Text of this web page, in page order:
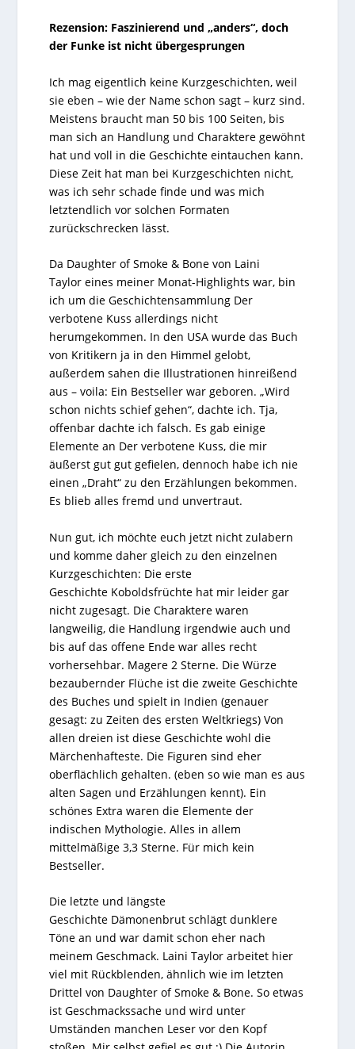
Rezension: Faszinierend und „anders“, doch
der Funke ist nicht übergesprungen
Ich mag eigentlich keine Kurzgeschichten, weil
sie eben – wie der Name schon sagt – kurz sind.
Meistens braucht man 50 bis 100 Seiten, bis
man sich an Handlung und Charaktere gewöhnt
hat und voll in die Geschichte eintauchen kann.
Diese Zeit hat man bei Kurzgeschichten nicht,
was ich sehr schade finde und was mich
letztendlich vor solchen Formaten
zurückschrecken lässt.
Da Daughter of Smoke & Bone von Laini
Taylor eines meiner Monat-Highlights war, bin
ich um die Geschichtensammlung Der
verbotene Kuss allerdings nicht
herumgekommen. In den USA wurde das Buch
von Kritikern ja in den Himmel gelobt,
außerdem sahen die Illustrationen hinreißend
aus – voila: Ein Bestseller war geboren. „Wird
schon nichts schief gehen“, dachte ich. Tja,
offenbar dachte ich falsch. Es gab einige
Elemente an Der verbotene Kuss, die mir
äußerst gut gut gefielen, dennoch habe ich nie
einen „Draht“ zu den Erzählungen bekommen.
Es blieb alles fremd und unvertraut.
Nun gut, ich möchte euch jetzt nicht zulabern
und komme daher gleich zu den einzelnen
Kurzgeschichten: Die erste
Geschichte Koboldsfrüchte hat mir leider gar
nicht zugesagt. Die Charaktere waren
langweilig, die Handlung irgendwie auch und
bis auf das offene Ende war alles recht
vorhersehbar. Magere 2 Sterne. Die Würze
bezaubernder Flüche ist die zweite Geschichte
des Buches und spielt in Indien (genauer
gesagt: zu Zeiten des ersten Weltkriegs) Von
allen dreien ist diese Geschichte wohl die
Märchenhafteste. Die Figuren sind eher
oberflächlich gehalten. (eben so wie man es aus
alten Sagen und Erzählungen kennt). Ein
schönes Extra waren die Elemente der
indischen Mythologie. Alles in allem
mittelmäßige 3,3 Sterne. Für mich kein
Bestseller.
Die letzte und längste
Geschichte Dämonenbrut schlägt dunklere
Töne an und war damit schon eher nach
meinem Geschmack. Laini Taylor arbeitet hier
viel mit Rückblenden, ähnlich wie im letzten
Drittel von Daughter of Smoke & Bone. So etwas
ist Geschmackssache und wird unter
Umständen manchen Leser vor den Kopf